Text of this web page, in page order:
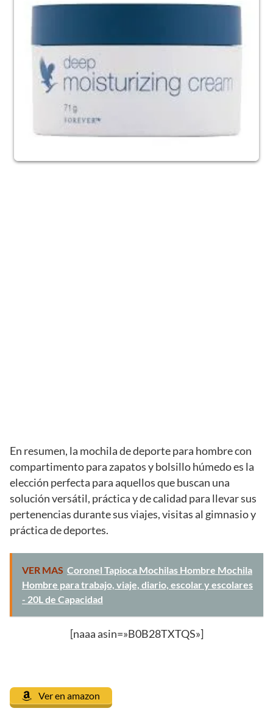
En resumen, la mochila de deporte para hombre con
compartimento para zapatos y bolsillo húmedo es la
elección perfecta para aquellos que buscan una
solución versátil, práctica y de calidad para llevar sus
pertenencias durante sus viajes, visitas al gimnasio y
práctica de deportes.
VER MAS Coronel Tapioca Mochilas Hombre Mochila
Hombre para trabajo, viaje, diario, escolar y escolares
- 20L de Capacidad
[naaa asin=»B0B28TXTQS»]
Ver en amazon